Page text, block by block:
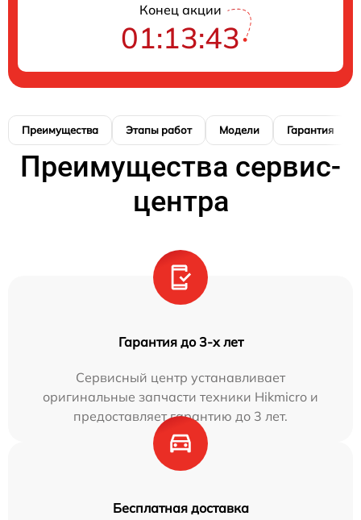
Конец акции
01:13:42
Преимущества Этапы работ Модели Гарантия
Преимущества сервис-
центра
Гарантия до 3-х лет
Сервисный центр устанавливает
оригинальные запчасти техники Hikmicro и
предоставляет гарантию до 3 лет.
Бесплатная доставка